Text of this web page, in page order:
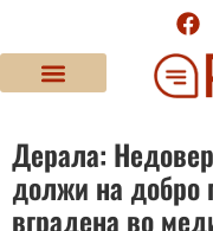
Дерала:
должи на добро
вградена во